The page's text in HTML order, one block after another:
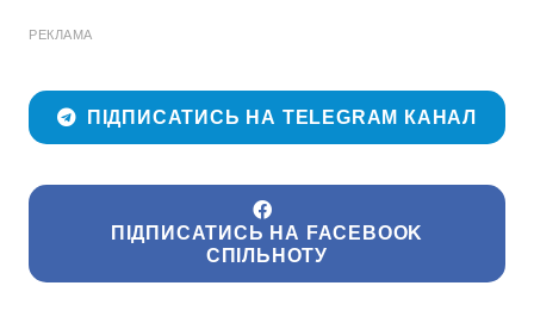
РЕКЛАМА
ПІДПИСАТИСЬ НА TELEGRAM КАНАЛ
ПІДПИСАТИСЬ НА FACEBOOK
СПІЛЬНОТУ